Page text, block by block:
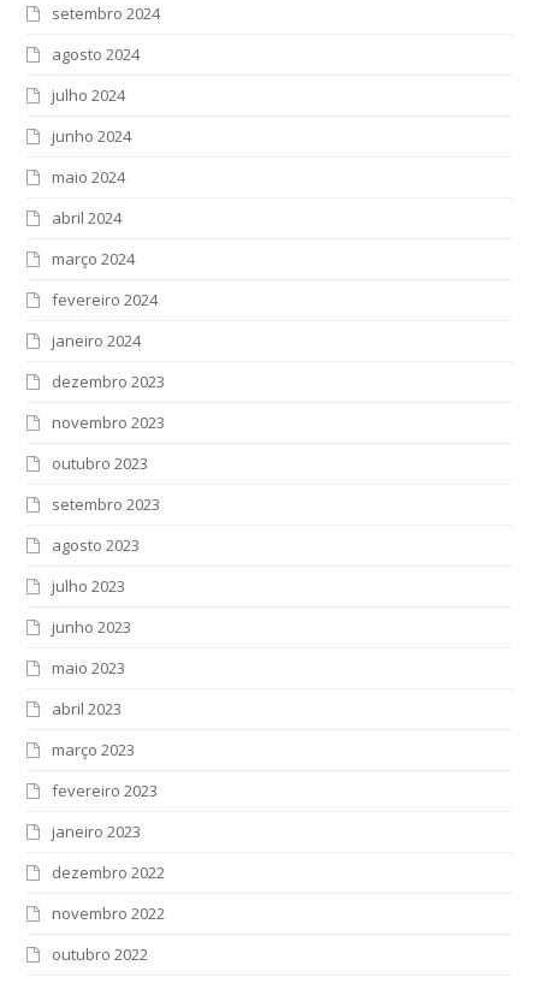
setembro 2024
agosto 2024
julho 2024
junho 2024
maio 2024
abril 2024
março 2024
fevereiro 2024
janeiro 2024
dezembro 2023
novembro 2023
outubro 2023
setembro 2023
agosto 2023
julho 2023
junho 2023
maio 2023
abril 2023
março 2023
fevereiro 2023
janeiro 2023
dezembro 2022
novembro 2022
outubro 2022